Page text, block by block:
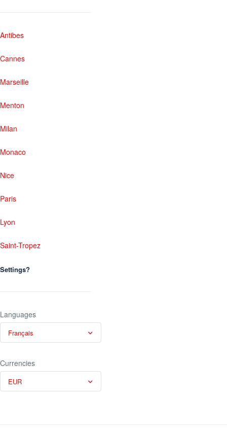
Antibes
Cannes
Marseille
Menton
Milan
Monaco
Nice
Paris
Lyon
Saint-Tropez
Settings?
Languages
Français
Currencies
EUR